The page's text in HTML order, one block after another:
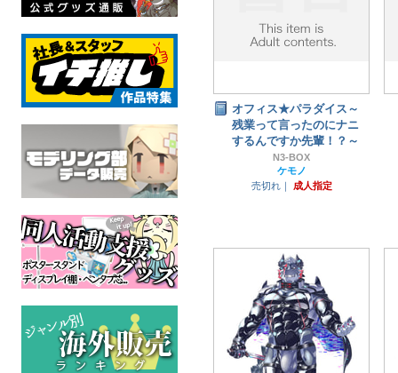
オフィス★パラダイス～
残業って言ったのにナニ
するんですか先輩！？～
N3-BOX
ケモノ
売切れ｜
成人指定